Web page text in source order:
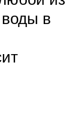
воды в